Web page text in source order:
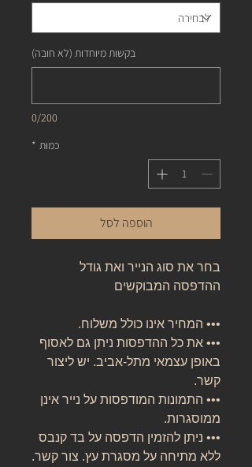
בקשות מיוחדות (לא חובה)
0/200
כמות *
הוספה לסל
בחר את סוג הנייר ואת גודל
ההדפסה המבוקשים
••• המחיר אינו כולל משלוח.
••• את כל ההדפסות ניתן גם לאסוף
באופן עצמאי מתל-אביב. יש ליצור
קשר.
••• התמונות המודפסות על נייר אינן
ממוסגרות.
••• ניתן להזמין הדפסה על בד קנבס
ללא מתיחה על מסגרת עץ. צור קשר.